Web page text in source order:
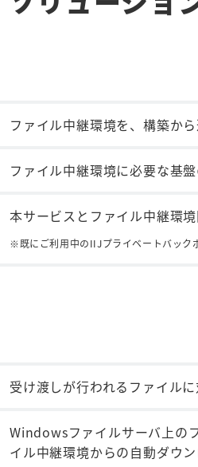
ファイル中継環境を、構築か
ファイル中継環境に必要な基
本サービスとファイル中継環
既にご利用中のIIJプライベートバック
受け渡しが行われるファイル
Windowsファイルサーバ上の
イル中継環境からの自動ダウ